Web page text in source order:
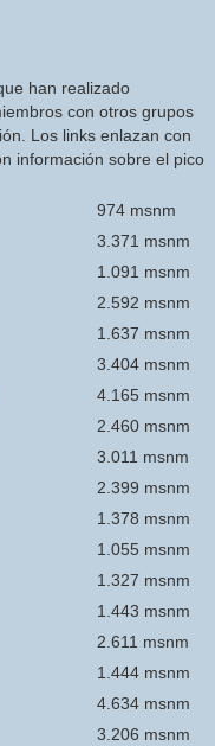
han realizado
con otros grupos
Los links enlazan con
información sobre el pico
974 msnm
3.371 msnm
1.091 msnm
2.592 msnm
1.637 msnm
3.404 msnm
4.165 msnm
2.460 msnm
3.011 msnm
2.399 msnm
1.378 msnm
1.055 msnm
1.327 msnm
1.443 msnm
2.611 msnm
1.444 msnm
4.634 msnm
3.206 msnm